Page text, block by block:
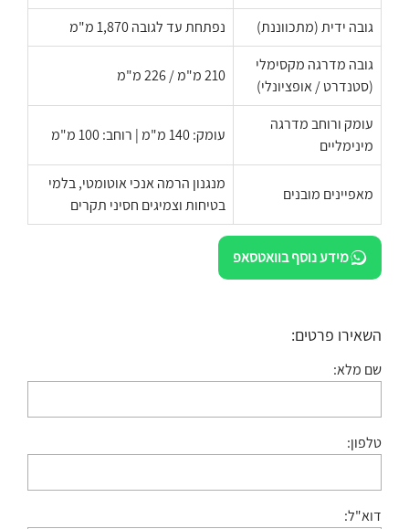
גובה ידית (מתכווננת)
נפתחת עד לגובה 1,870 מ"מ
גובה מדרגה מקסימלי
(סטנדרט / אופציונלי)
210 מ"מ / 226 מ"מ
עומק ורוחב מדרגה
מינימליים
עומק: 140 מ"מ | רוחב: 100 מ"מ
מאפיינים מובנים
מנגנון הרמה אנכי אוטומטי, בלמי
בטיחות וצמיגים חסיני תקרים
מידע נוסף בוואטסאפ
השאירו פרטים:
שם מלא:
טלפון:
דוא"ל: